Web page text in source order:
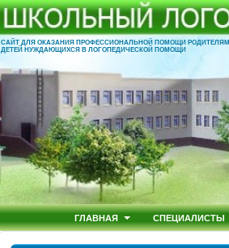
САЙТ ДЛЯ ОКАЗАНИЯ ПРОФЕССИОНАЛЬНОЙ ПОМОЩИ РОДИТЕЛЯМ
ДЕТЕЙ НУЖДАЮЩИХСЯ В ЛОГОПЕДИЧЕСКОЙ ПОМОЩИ
ГЛАВНАЯ СПЕЦИАЛИСТЫ